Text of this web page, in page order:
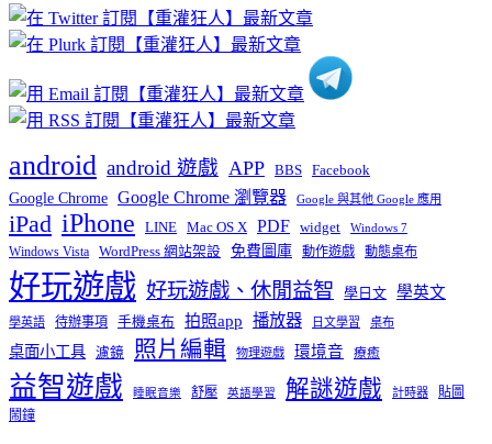
分
類
android android 遊戲 APP BBS Facebook
Google Chrome Google Chrome 瀏覽器 Google 與其他 Google 應用
iPad iPhone LINE Mac OS X PDF widget Windows 7
Windows Vista WordPress 網站架設 免費圖庫 動作遊戲 動態桌布
好玩遊戲 好玩遊戲、休閒益智 學日文 學英文
學英語 待辦事項 手機桌布 拍照app 播放器 日文學習 桌布
桌面小工具 濾鏡 照片編輯 物理遊戲 環境音 療癒
益智遊戲 睡眠音樂 舒壓 英語學習 解謎遊戲 計時器
貼圖
鬧鐘